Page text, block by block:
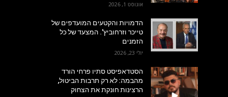
אוגוסט 1, 2026
הדמויות והקטעים המועדפים של
טייכר וזרחוביץ'. המצעד של כל
הזמנים
יולי 23, 2026
הסטדאפיסט סתיו פרחי הורד
מהבמה: לא רק תרבות הביטול,
הרצינות חונקת את הצחוק